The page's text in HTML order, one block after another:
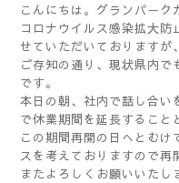
こんにちは。グランパーク
コロナウイルス感染拡大防
せていただいておりますが、
ご存知の通り、現状県内で
です。
本日の朝、社内で話し合い
で休業期間を延長すること
この期間再開の日へとむ
スを考えておりますので再
またよろしくお願いいたし